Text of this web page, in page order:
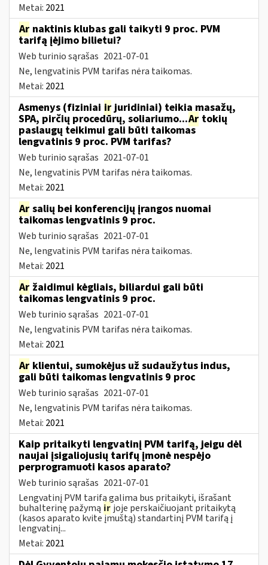
Metai: 2021
Ar naktinis klubas gali taikyti 9 proc. PVM
tarifą įėjimo bilietui?
Web turinio sąrašas 2021-07-01
Ne, lengvatinis PVM tarifas nėra taikomas.
Metai: 2021
Asmenys (fiziniai irjuridiniai) teikia masažų,
SPA, pirčių procedūrų, soliariumo...Ar tokių
paslaugų teikimui gali būti taikomas
lengvatinis 9 proc. PVM tarifas?
Web turinio sąrašas 2021-07-01
Ne, lengvatinis PVM tarifas nėra taikomas.
Metai: 2021
Ar salių bei konferencijų įrangos nuomai
taikomas lengvatinis 9 proc.
Web turinio sąrašas 2021-07-01
Ne, lengvatinis PVM tarifas nėra taikomas.
Metai: 2021
Ar žaidimui kėgliais, biliardui gali būti
taikomas lengvatinis 9 proc.
Web turinio sąrašas 2021-07-01
Ne, lengvatinis PVM tarifas nėra taikomas.
Metai: 2021
Ar klientui, sumokėjus už sudaužytus indus,
gali būti taikomas lengvatinis 9 proc
Web turinio sąrašas 2021-07-01
Ne, lengvatinis PVM tarifas nėra taikomas.
Metai: 2021
Kaip pritaikyti lengvatinį PVM tarifą, jeigu dėl
naujai įsigaliojusių tarifų įmonė nespėjo
perprogramuoti kasos aparato?
Web turinio sąrašas 2021-07-01
Lengvatinį PVM tarifą galima bus pritaikyti, išrašant
buhalterinę pažymą ir joje perskaičiuojant pritaikytą
(kasos aparato kvite įmuštą) standartinį PVM tarifą į
lengvatinį...
Metai: 2021